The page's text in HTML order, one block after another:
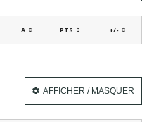
A PTS +/-
AFFICHER / MASQUER